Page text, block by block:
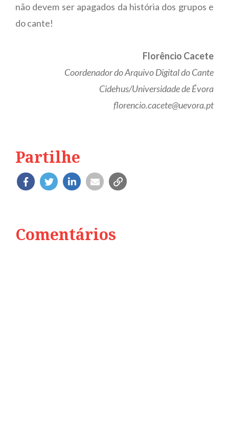
não devem ser apagados da história dos grupos e
do cante!
Florêncio Cacete
Coordenador do Arquivo Digital do Cante
Cidehus/Universidade de Évora
florencio.cacete@uevora.pt
Partilhe
Comentários